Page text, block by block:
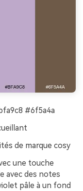
#6f5a4a
de marque cosy
une touche
avec des notes
pâle à un fond